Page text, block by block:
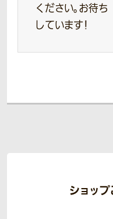
ください。お待ち
しています！
ショッ